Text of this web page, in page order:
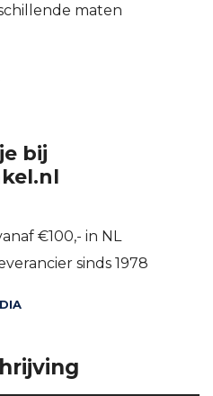
maten
bij
€100,- in NL
sinds 1978